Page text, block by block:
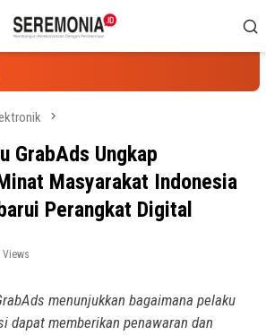
GrabAds Ungkap
Masyarakat Indonesia
Perangkat Digital
Views
menunjukkan bagaimana pelaku
dapat memberikan penawaran dan